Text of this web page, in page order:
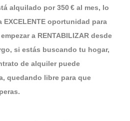
alquilado por 350 € al mes, lo
oportunidad para
a RENTABILIZAR desde
si estás buscando tu hogar,
de alquiler puede
quedando libre para que